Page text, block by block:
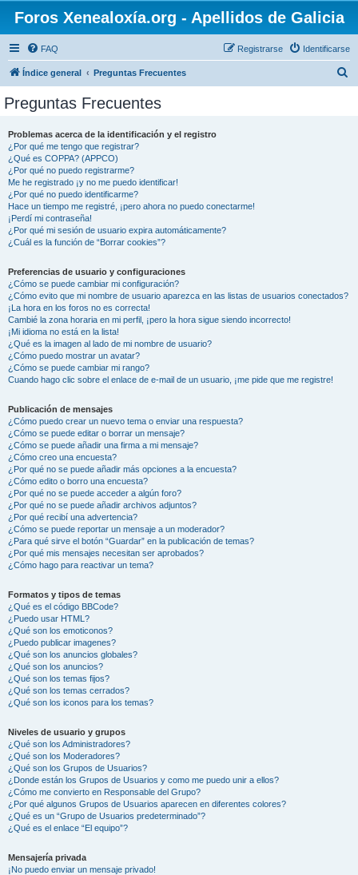
Foros Xenealoxía.org - Apellidos de Galicia
FAQ Identificarse
Registrarse
Índice general Preguntas Frecuentes
Preguntas Frecuentes
Problemas acerca de la identificación y el registro
¿Por qué me tengo que registrar?
¿Qué es COPPA? (APPCO)
¿Por qué no puedo registrarme?
Me he registrado ¡y no me puedo identificar!
¿Por qué no puedo identificarme?
Hace un tiempo me registré, ¡pero ahora no puedo conectarme!
¡Perdí mi contraseña!
¿Por qué mi sesión de usuario expira automáticamente?
¿Cuál es la función de “Borrar cookies”?
Preferencias de usuario y configuraciones
¿Cómo se puede cambiar mi configuración?
¿Cómo evito que mi nombre de usuario aparezca en las listas de usuarios conectados?
¡La hora en los foros no es correcta!
Cambié la zona horaria en mi perfil, ¡pero la hora sigue siendo incorrecto!
¡Mi idioma no está en la lista!
¿Qué es la imagen al lado de mi nombre de usuario?
¿Cómo puedo mostrar un avatar?
¿Cómo se puede cambiar mi rango?
Cuando hago clic sobre el enlace de e-mail de un usuario, ¡me pide que me registre!
Publicación de mensajes
¿Cómo puedo crear un nuevo tema o enviar una respuesta?
¿Cómo se puede editar o borrar un mensaje?
¿Cómo se puede añadir una firma a mi mensaje?
¿Cómo creo una encuesta?
¿Por qué no se puede añadir más opciones a la encuesta?
¿Cómo edito o borro una encuesta?
¿Por qué no se puede acceder a algún foro?
¿Por qué no se puede añadir archivos adjuntos?
¿Por qué recibí una advertencia?
¿Cómo se puede reportar un mensaje a un moderador?
¿Para qué sirve el botón “Guardar” en la publicación de temas?
¿Por qué mis mensajes necesitan ser aprobados?
¿Cómo hago para reactivar un tema?
Formatos y tipos de temas
¿Qué es el código BBCode?
¿Puedo usar HTML?
¿Qué son los emoticonos?
¿Puedo publicar imagenes?
¿Qué son los anuncios globales?
¿Qué son los anuncios?
¿Qué son los temas fijos?
¿Qué son los temas cerrados?
¿Qué son los iconos para los temas?
Niveles de usuario y grupos
¿Qué son los Administradores?
¿Qué son los Moderadores?
¿Qué son los Grupos de Usuarios?
¿Donde están los Grupos de Usuarios y como me puedo unir a ellos?
¿Cómo me convierto en Responsable del Grupo?
¿Por qué algunos Grupos de Usuarios aparecen en diferentes colores?
¿Qué es un “Grupo de Usuarios predeterminado”?
¿Qué es el enlace “El equipo”?
Mensajería privada
¡No puedo enviar un mensaje privado!